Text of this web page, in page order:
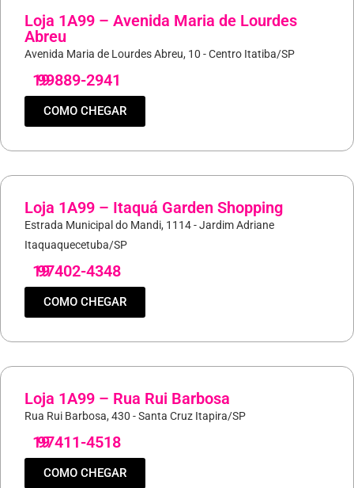
Loja 1A99 – Avenida Maria de Lourdes
Abreu
Avenida Maria de Lourdes Abreu, 10 - Centro Itatiba/SP
19
99889-2941
COMO CHEGAR
Loja 1A99 – Itaquá Garden Shopping
Estrada Municipal do Mandi, 1114 - Jardim Adriane
Itaquaquecetuba/SP
19
97402-4348
COMO CHEGAR
Loja 1A99 – Rua Rui Barbosa
Rua Rui Barbosa, 430 - Santa Cruz Itapira/SP
19
97411-4518
COMO CHEGAR